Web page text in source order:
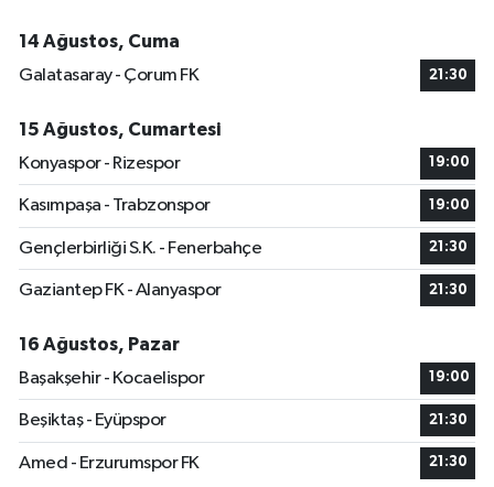
14 Ağustos, Cuma
Galatasaray - Çorum FK
21:30
15 Ağustos, Cumartesi
Konyaspor - Rizespor
19:00
Kasımpaşa - Trabzonspor 19:00
Gençlerbirliği S.K. - Fenerbahçe 21:30
Gaziantep FK - Alanyaspor 21:30
16 Ağustos, Pazar
Başakşehir - Kocaelispor
19:00
Beşiktaş - Eyüpspor 21:30
Amed - Erzurumspor FK 21:30